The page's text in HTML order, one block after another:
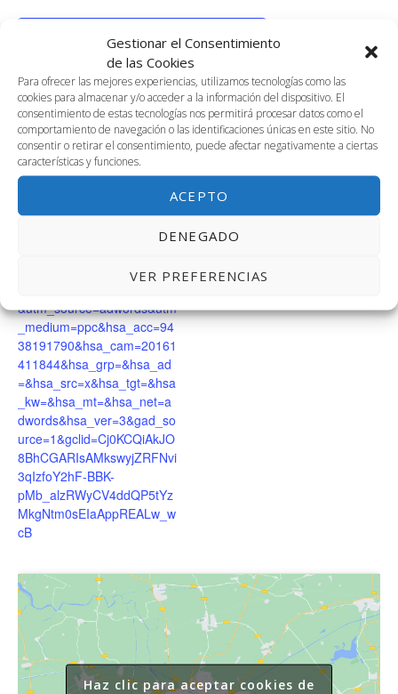
Gestionar el Consentimiento
de las Cookies
Para ofrecer las mejores experiencias, utilizamos tecnologías como las
cookies para almacenar y/o acceder a la información del dispositivo. El
consentimiento de estas tecnologías nos permitirá procesar datos como el
comportamiento de navegación o las identificaciones únicas en este sitio. No
consentir o retirar el consentimiento, puede afectar negativamente a ciertas
características y funciones.
ACEPTO
DENEGADO
VER PREFERENCIAS
AÑADIR AL CALENDARIO
DETALLES
Fecha:
15 enero, 2025
Hora:
5:00 pm - 8:30 pm
&utm_source=adwords&utm
_medium=ppc&hsa_acc=94
38191790&hsa_cam=20161
411844&hsa_grp=&hsa_ad
=&hsa_src=x&hsa_tgt=&hsa
_kw=&hsa_mt=&hsa_net=a
dwords&hsa_ver=3&gad_so
urce=1&gclid=Cj0KCQiAkJO
8BhCGARIsAMkswyjZRFNvi
3qIzfoY2hF-BBK-
pMb_alzRWyCV4ddQP5tYz
MkgNtm0sEIaAppREALw_w
cB
ORGANIZADOR
Nacho Martín. Impact Hub
Correo electrónico
nacho.martin@impacthub.n
et
Ver el sitio web del
Haz clic para aceptar cookies de